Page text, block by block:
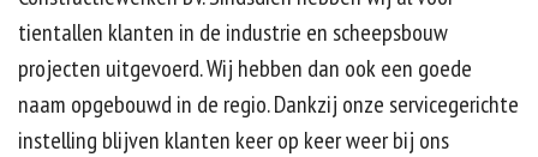
tientallen klanten in de industrie en scheepsbouw
projecten uitgevoerd. Wij hebben dan ook een goede
naam opgebouwd in de regio. Dankzij onze servicegerichte
instelling blijven klanten keer op keer weer bij ons